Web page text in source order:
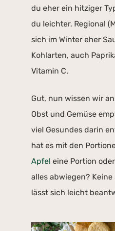
du eher ein hitziger
du leichter. Regional
sich im Winter eher
Kohlarten, auch
Vitamin C.
Gut, nun wissen wir
Obst und Gemüse
viel Gesundes darin
hat es mit den
Apfel eine Portion
alles abwiegen? Keine
lässt sich leicht